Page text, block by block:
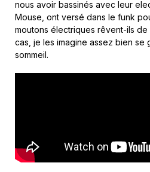
nous avoir bassinés avec leur
Mouse, ont versé dans le funk
moutons électriques rêvent-ils de
cas, je les imagine assez bien se
sommeil.